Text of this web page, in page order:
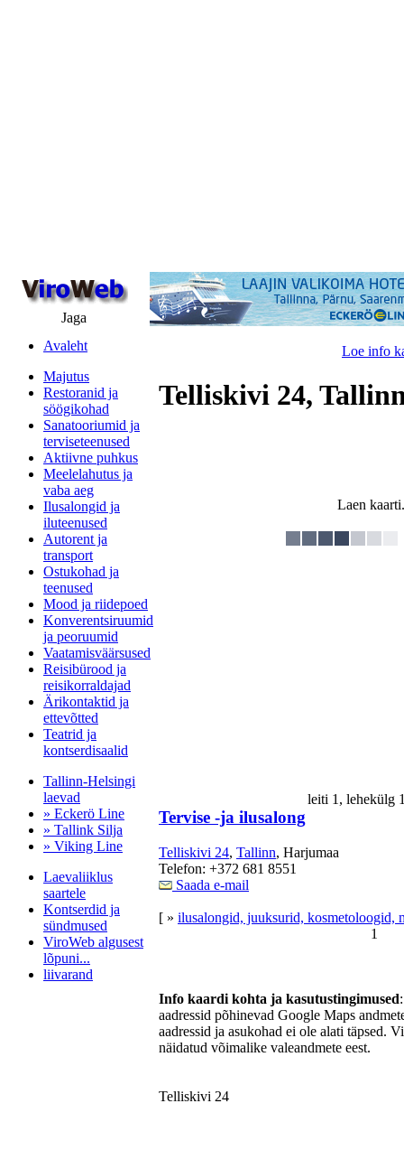
Jaga
Avaleht
Majutus
Restoranid ja
söögikohad
Sanatooriumid ja
terviseteenused
Aktiivne puhkus
Meelelahutus ja
vaba aeg
Ilusalongid ja
iluteenused
Autorent ja
transport
Ostukohad ja
teenused
Mood ja riidepoed
Konverentsiruumid
ja peoruumid
Vaatamisväärsused
Reisibürood ja
reisikorraldajad
Ärikontaktid ja
ettevõtted
Teatrid ja
kontserdisaalid
Tallinn-Helsingi
laevad
» Eckerö Line
» Tallink Silja
» Viking Line
Laevaliiklus
saartele
Kontserdid ja
sündmused
ViroWeb algusest
lõpuni...
liivarand
Loe info
Telliskivi 24,
Laen
leiti 1,
Tervise -ja ilusalong
Telliskivi 24, Tallinn, Harjumaa
Telefon: +372 681 8551
Saada e-mail
[ » ilusalongid, juuksurid, kosmetoloogid,
1
Info kaardi kohta ja kasutustingimused
aadressid põhinevad Google Maps
aadressid ja asukohad ei ole alati täpsed.
näidatud võimalike valeandmete eest.
Telliskivi 24